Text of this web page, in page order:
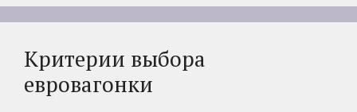
Критерии выбора
евровагонки